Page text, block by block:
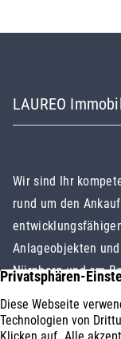
LAUREO
Wir sind Ihr
rund um den
Anlageobjekten
Nürnberg und am
Immobilienankauf